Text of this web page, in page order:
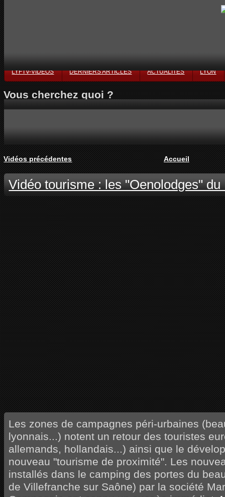
LYFTV-VIDÉOS DERNIERS ARTICLES ACTUALITÉS LYON
Vous cherchez quoi ?
Vidéos précédentes Accueil
Vidéo tourisme : les "Oenolodges" du
Les zones de campagnes péri-urbaines
lyonnais...) notent un retour des touristes
allemands, hollandais...) ainsi que le
nouveau "tourisme de proximité". Les
installés dans le camping des portes du
de Villefranche sur Saône) par la société